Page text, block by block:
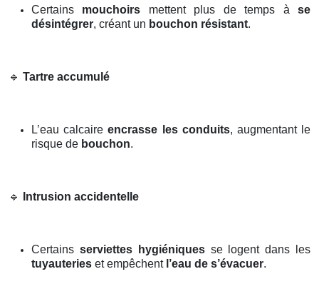
Certains mouchoirs mettent plus de temps àse
désintégrer, créant un bouchon résistant.
🔹 Tartre accumulé
L’eau calcaireencrasse les conduits, augmentant le
risque de bouchon.
🔹 Intrusion accidentelle
Certains serviettes hygiéniquesse logent dans les
tuyauteries et empêchent l’eau de s’évacuer.